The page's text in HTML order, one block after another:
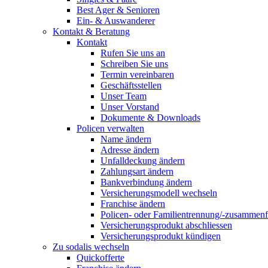
Best Ager & Senioren
Ein- & Auswanderer
Kontakt & Beratung
Kontakt
Rufen Sie uns an
Schreiben Sie uns
Termin vereinbaren
Geschäftsstellen
Unser Team
Unser Vorstand
Dokumente & Downloads
Policen verwalten
Name ändern
Adresse ändern
Unfalldeckung ändern
Zahlungsart ändern
Bankverbindung ändern
Versicherungsmodell wechseln
Franchise ändern
Policen- oder Familientrennung/-
Versicherungsprodukt abschliessen
Versicherungsprodukt kündigen
Zu sodalis wechseln
Quickofferte